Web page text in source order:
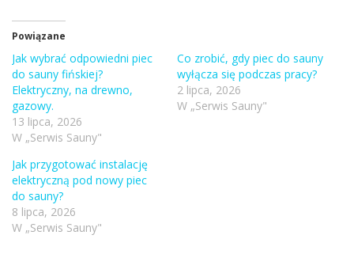
Powiązane
Jak wybrać odpowiedni piec
do sauny fińskiej?
Elektryczny, na drewno,
gazowy.
13 lipca, 2026
W „Serwis Sauny"
Co zrobić, gdy piec do sauny
wyłącza się podczas pracy?
2 lipca, 2026
W „Serwis Sauny"
Jak przygotować instalację
elektryczną pod nowy piec
do sauny?
8 lipca, 2026
W „Serwis Sauny"